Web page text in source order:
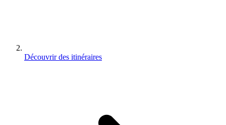
Découvrir des itinéraires